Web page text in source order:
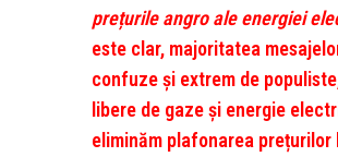
prețurile angro ale energiei
este clar, majoritatea
confuze și extrem de
libere de gaze și energie
eliminăm plafonarea